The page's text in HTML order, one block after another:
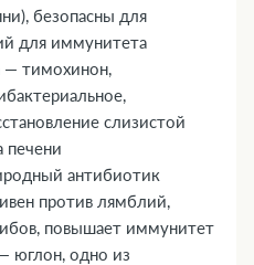
безопасны для
для иммунитета
— тимохинон,
слизистой
печени
антибиотик
против лямблий,
повышает иммунитет
юглон, одно из